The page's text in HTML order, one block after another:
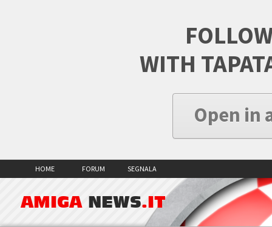
WITH
Open in
HOME FORUM SEGNALA
AMIGA NEWS.IT